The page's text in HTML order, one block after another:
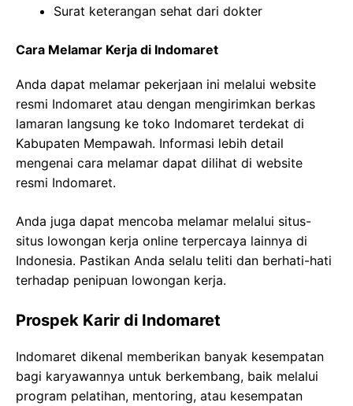
Surat keterangan sehat dari dokter
Cara Melamar Kerja di Indomaret
Anda dapat melamar pekerjaan ini melalui website
resmi Indomaret atau dengan mengirimkan berkas
lamaran langsung ke toko Indomaret terdekat di
Kabupaten Mempawah. Informasi lebih detail
mengenai cara melamar dapat dilihat di website
resmi Indomaret.
Anda juga dapat mencoba melamar melalui situs-
situs lowongan kerja online terpercaya lainnya di
Indonesia. Pastikan Anda selalu teliti dan berhati-hati
terhadap penipuan lowongan kerja.
Prospek Karir di Indomaret
Indomaret dikenal memberikan banyak kesempatan
bagi karyawannya untuk berkembang, baik melalui
program pelatihan, mentoring, atau kesempatan